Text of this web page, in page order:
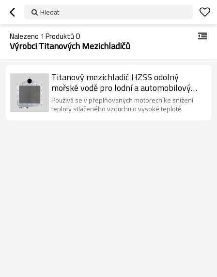
Hledat
Nalezeno 1 Produktů O
Výrobci Titanových Mezichladičů
Titanový mezichladič HZSS odolný
mořské vodě pro lodní a automobilový
průmysl
Používá se v přeplňovaných motorech ke snížení
teploty stlačeného vzduchu o vysoké teplotě.